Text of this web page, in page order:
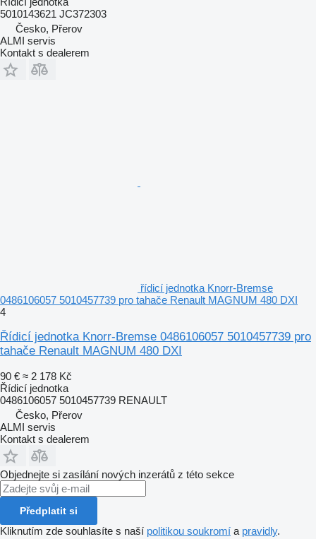
5010143621 JC372303
Česko, Přerov
ALMI servis
Kontakt s dealerem
řídicí jednotka Knorr-Bremse
0486106057 5010457739 pro tahače Renault MAGNUM 480 DXI
4
Řídicí jednotka Knorr-Bremse 0486106057 5010457739 pro
tahače Renault MAGNUM 480 DXI
90 € ≈ 2 178 Kč
Řídicí jednotka
0486106057 5010457739 RENAULT
Česko, Přerov
ALMI servis
Kontakt s dealerem
Objednejte si zasílání nových inzerátů z této sekce
Předplatit si
Kliknutím zde souhlasíte s naší politikou soukromí a pravidly.